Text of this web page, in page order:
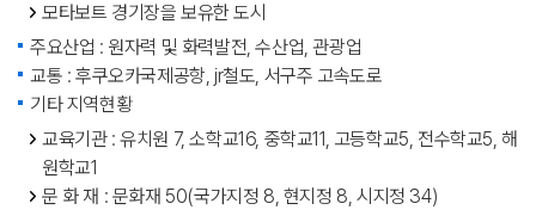
모타보트 경기장을 보유한 도시
주요산업 : 원자력 및 화력발전, 수산업, 관광업
교통 : 후쿠오카국제공항, jr철도, 서구주 고속도로
기타 지역현황
교육기관 : 유치원 7, 소학교16, 중학교11, 고등학교5, 전수학교5, 해
원학교1
문 화 재 : 문화재 50(국가지정 8, 현지정 8, 시지정 34)